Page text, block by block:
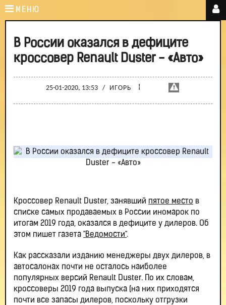
МЕНЮ
В России оказался в дефиците
кроссовер Renault Duster - «Авто»
25-01-2020, 13:53 / ИГОРЬ ¦
Кроссовер Renault Duster, занявший пятое место в
списке самых продаваемых в России иномарок по
итогам 2019 года, оказался в дефиците у дилеров. Об
этом пишет газета "Ведомости".
Как рассказали изданию менеджеры двух дилеров, в
автосалонах почти не осталось наиболее
популярных версий Renault Duster. По их словам,
кроссоверы 2019 года выпуска (на них приходятся
почти все запасы дилеров, поскольку отгрузки